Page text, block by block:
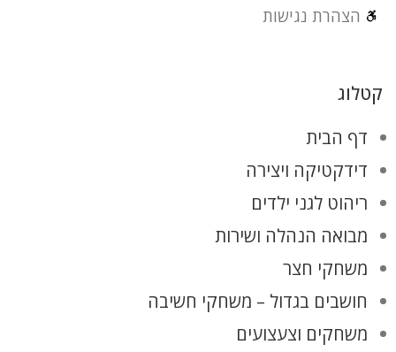
הצהרת נגישות
קטלוג
דף הבית
דידקטיקה ויצירה
ריהוט לגני ילדים
מבואה הנהלה ושירות
משחקי חצר
חושבים בגדול – משחקי חשיבה
משחקים וצעצועים